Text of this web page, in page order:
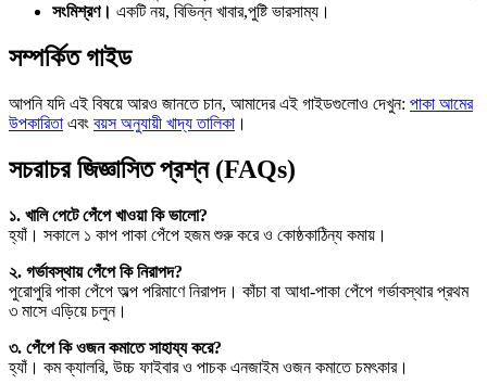
সংমিশ্রণ। একটি নয়, বিভিন্ন খাবার,পুষ্টি ভারসাম্য।
সম্পর্কিত গাইড
আপনি যদি এই বিষয়ে আরও জানতে চান, আমাদের এই গাইডগুলোও দেখুন: পাকা আমের
উপকারিতা এবং বয়স অনুযায়ী খাদ্য তালিকা ।
সচরাচর জিজ্ঞাসিত প্রশ্ন (FAQs)
১. খালি পেটে পেঁপে খাওয়া কি ভালো?
হ্যাঁ। সকালে ১ কাপ পাকা পেঁপে হজম শুরু করে ও কোষ্ঠকাঠিন্য কমায়।
২. গর্ভাবস্থায় পেঁপে কি নিরাপদ?
পুরোপুরি পাকা পেঁপে অল্প পরিমাণে নিরাপদ। কাঁচা বা আধা-পাকা পেঁপে গর্ভাবস্থার প্রথম
৩ মাসে এড়িয়ে চলুন।
৩. পেঁপে কি ওজন কমাতে সাহায্য করে?
হ্যাঁ। কম ক্যালরি, উচ্চ ফাইবার ও পাচক এনজাইম ওজন কমাতে চমৎকার।